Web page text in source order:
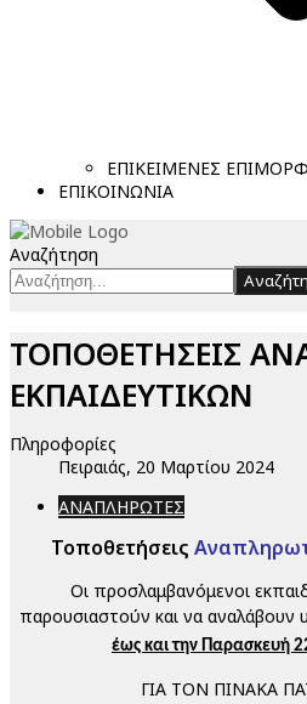
ΕΠΙΚΕΙΜΕΝΕΣ
ΕΠΙΚΟΙΝΩΝΙΑ
Αναζήτηση
ΤΟΠΟΘΕΤΗΣΕΙΣ
ΕΚΠΑΙΔΕΥΤΙΚΩΝ
Πληροφορίες
Πειραιάς, 20 Μαρτίου 2024
ΑΝΑΠΛΗΡΩΤΕΣ
Τοποθετήσεις
Οι προσλαμβανόμενοι
παρουσιαστούν και να αναλάβουν
έως και την Παρασκευή
ΓΙΑ ΤΟΝ ΠΙΝΑΚΑ